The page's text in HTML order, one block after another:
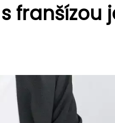
franšízou